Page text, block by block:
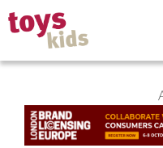
Zum
Inhalt
springen